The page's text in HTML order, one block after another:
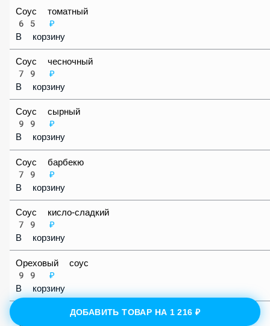
Соус томатный
65 ₽
В корзину
Соус чесночный
79 ₽
В корзину
Соус сырный
99 ₽
В корзину
Соус барбекю
79 ₽
В корзину
Соус кисло-сладкий
79 ₽
В корзину
Ореховый соус
99 ₽
В корзину
ДОБАВИТЬ ТОВАР НА 1 216 ₽